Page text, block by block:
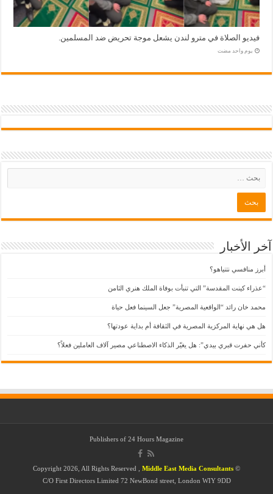
فيديو الصلاة في مترو لندن يشعل موجة تحريض ضد المسلمين.
‏يوم واحد مضت
آخر الأخبار
أبرز منافسي نتنياهو؟
“عذراء كينت المقدسة” التي تنبأت بوفاة الملك هنري الثامن
محمد خان رائد “الواقعية المصرية” جعل السينما فعل حياة
هل هي نهاية المركزية المصرية في الثقافة أم بداية عودتها؟
كأني حفرت قبري بيدي”: هل يغيّر الذكاء الاصطناعي مصير آلاف العاملين فعلاً؟
Publishers of 24 Hours Magazine
© Copyright 2026, All Rights Reserved ,
Middle East Media Consultants
C/O First Directors Limited 72 NewBond street, London WIY 9DD